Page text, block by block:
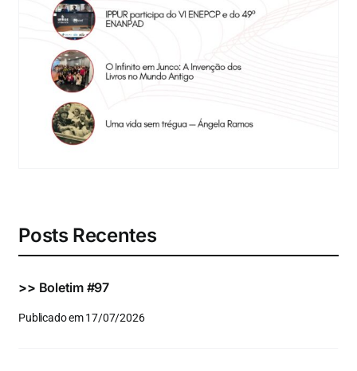
Posts Recentes
>> Boletim #97
Publicado em 17/07/2026